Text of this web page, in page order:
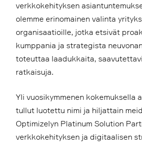
verkkokehityksen
olemme erinomainen valinta
organisaatioille, jotka etsivät
kumppania ja strategista
toteuttaa laadukkaita,
ratkaisuja.
Yli vuosikymmenen kokemuksella
tullut luotettu nimi ja hiljattain
Optimizelyn Platinum Solution
verkkokehityksen ja digitaalisen